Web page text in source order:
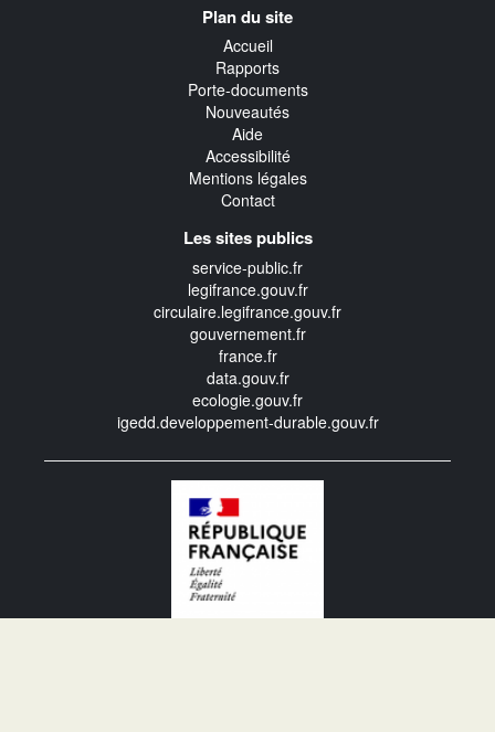
Plan du site
Accueil
Rapports
Porte-documents
Nouveautés
Aide
Accessibilité
Mentions légales
Contact
Les sites publics
service-public.fr
legifrance.gouv.fr
circulaire.legifrance.gouv.fr
gouvernement.fr
france.fr
data.gouv.fr
ecologie.gouv.fr
igedd.developpement-durable.gouv.fr